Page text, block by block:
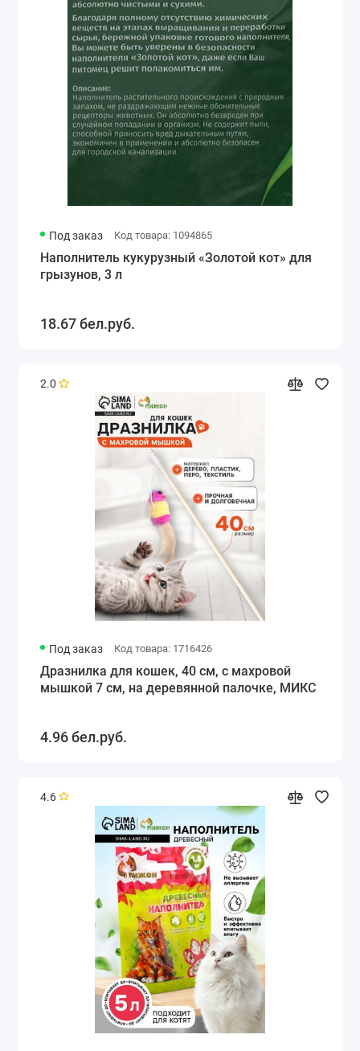
Под заказ Код товара: 1094865
Наполнитель кукурузный «Золотой кот» для
грызунов, 3 л
18.67 бел.руб.
2.0
Под заказ Код товара: 1716426
Дразнилка для кошек, 40 см, с махровой
мышкой 7 см, на деревянной палочке, МИКС
4.96 бел.руб.
4.6